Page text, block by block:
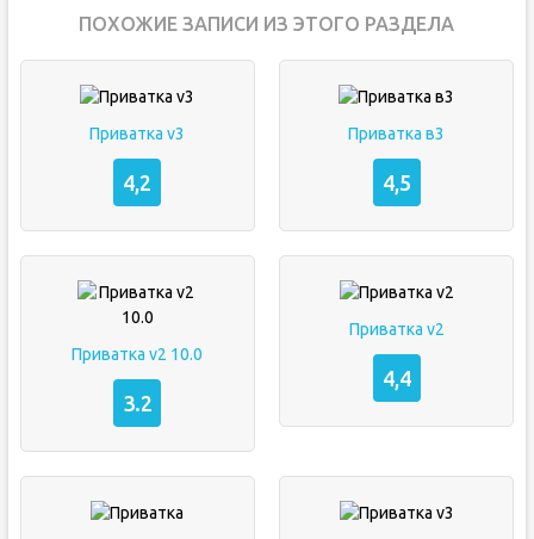
ПОХОЖИЕ ЗАПИСИ ИЗ ЭТОГО РАЗДЕЛА
Приватка v3
4,2
Приватка в3
4,5
Приватка v2 10.0
3.2
Приватка v2
4,4